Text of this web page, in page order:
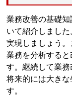
業務改善の基礎
いて紹介しまし
実現しましょう。
業務を分析する
す。継続して業務
将来的には大き
す。